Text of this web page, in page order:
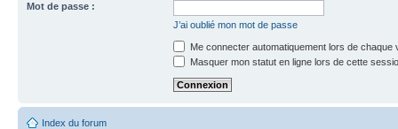
Mot de passe :
J’ai oublié mon mot de passe
Me connecter automatiquement lors de chaque
Masquer mon statut en ligne lors de cette
Index du forum